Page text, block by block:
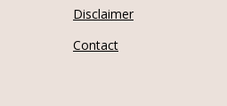
Disclaimer
Contact